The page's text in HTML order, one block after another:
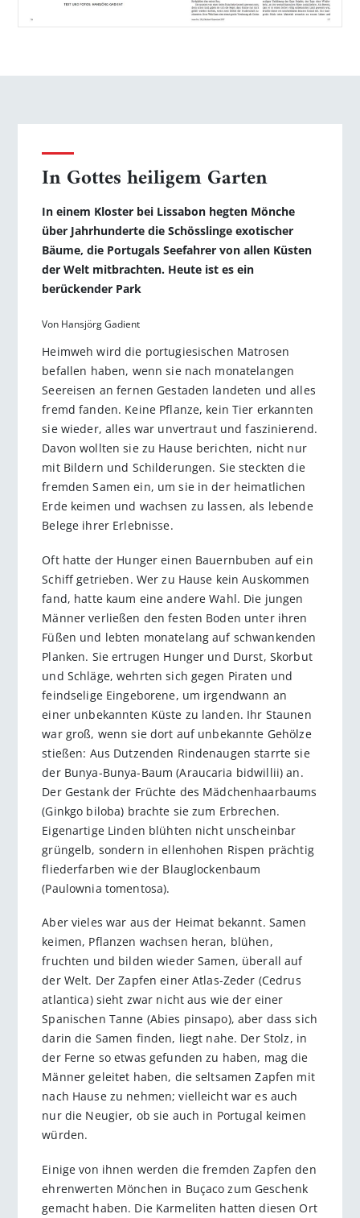
In Gottes heiligem Garten
In einem Kloster bei Lissabon hegten Mönche
über Jahrhunderte die Schösslinge exotischer
Bäume, die Portugals Seefahrer von allen Küsten
der Welt mitbrachten. Heute ist es ein
berückender Park
Von Hansjörg Gadient
Heimweh wird die portugiesischen Matrosen
befallen haben, wenn sie nach monatelangen
Seereisen an fernen Gestaden landeten und alles
fremd fanden. Keine Pflanze, kein Tier erkannten
sie wieder, alles war unvertraut und faszinierend.
Davon wollten sie zu Hause berichten, nicht nur
mit Bildern und Schilderungen. Sie steckten die
fremden Samen ein, um sie in der heimatlichen
Erde keimen und wachsen zu lassen, als lebende
Belege ihrer Erlebnisse.
Oft hatte der Hunger einen Bauernbuben auf ein
Schiff getrieben. Wer zu Hause kein Auskommen
fand, hatte kaum eine andere Wahl. Die jungen
Männer verließen den festen Boden unter ihren
Füßen und lebten monatelang auf schwankenden
Planken. Sie ertrugen Hunger und Durst, Skorbut
und Schläge, wehrten sich gegen Piraten und
feindselige Eingeborene, um irgendwann an
einer unbekannten Küste zu landen. Ihr Staunen
war groß, wenn sie dort auf unbekannte Gehölze
stießen: Aus Dutzenden Rindenaugen starrte sie
der Bunya-Bunya-Baum (Araucaria bidwillii) an.
Der Gestank der Früchte des Mädchenhaarbaums
(Ginkgo biloba) brachte sie zum Erbrechen.
Eigenartige Linden blühten nicht unscheinbar
grüngelb, sondern in ellenhohen Rispen prächtig
fliederfarben wie der Blauglockenbaum
(Paulownia tomentosa).
Aber vieles war aus der Heimat bekannt. Samen
keimen, Pflanzen wachsen heran, blühen,
fruchten und bilden wieder Samen, überall auf
der Welt. Der Zapfen einer Atlas-Zeder (Cedrus
atlantica) sieht zwar nicht aus wie der einer
Spanischen Tanne (Abies pinsapo), aber dass sich
darin die Samen finden, liegt nahe. Der Stolz, in
der Ferne so etwas gefunden zu haben, mag die
Männer geleitet haben, die seltsamen Zapfen mit
nach Hause zu nehmen; vielleicht war es auch
nur die Neugier, ob sie auch in Portugal keimen
würden.
Einige von ihnen werden die fremden Zapfen den
ehrenwerten Mönchen in Buçaco zum Geschenk
gemacht haben. Die Karmeliten hatten diesen Ort